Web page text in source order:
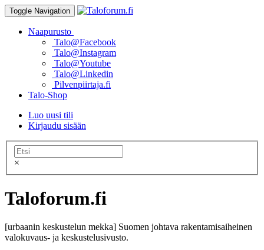
Toggle Navigation
Naapurusto
Talo@Facebook
Talo@Instagram
Talo@Youtube
Talo@Linkedin
Pilvenpiirtaja.fi
Talo-Shop
Luo uusi tili
Kirjaudu sisään
×
Taloforum.fi
[urbaanin keskustelun mekka] Suomen johtava rakentamisaiheinen
valokuvaus- ja keskustelusivusto.